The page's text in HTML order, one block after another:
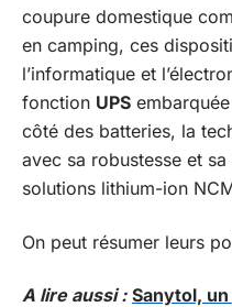
coupure domestique
en camping, ces
l’informatique et
fonction UPS
côté des batteries, la
avec sa robustesse et sa
solutions lithium-ion
On peut résumer leurs
A lire aussi : Sanytol,